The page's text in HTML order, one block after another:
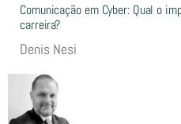
Comunicação em Cyber: Qual o
carreira?
Denis Nesi